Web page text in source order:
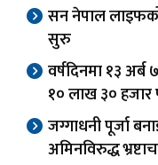
सन नेपाल लाइफको
सुरु
वर्षदिनमा १३
१० लाख ३०
जग्गाधनी पूर्जा
अमिनविरुद्ध